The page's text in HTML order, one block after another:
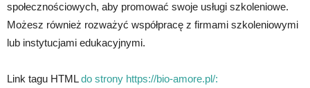
społecznościowych, aby promować swoje usługi szkoleniowe.
Możesz również rozważyć współpracę z firmami szkoleniowymi
lub instytucjami edukacyjnymi.
Link tagu HTMLdo strony https://bio-amore.pl/: